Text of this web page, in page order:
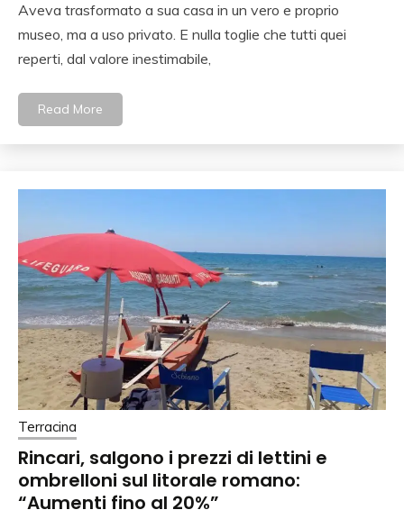
Aveva trasformato a sua casa in un vero e proprio
museo, ma a uso privato. E nulla toglie che tutti quei
reperti, dal valore inestimabile,
Read More
Terracina
Rincari, salgono i prezzi di lettini e
ombrelloni sul litorale romano:
“Aumenti fino al 20%”